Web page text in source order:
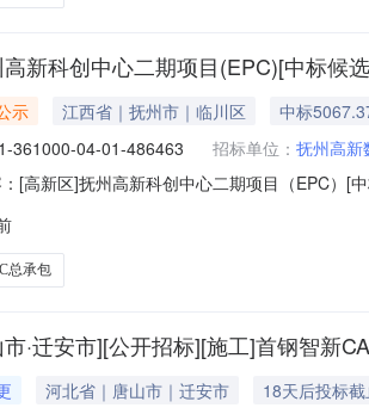
新科创中心二期项目(EPC)[中标候
示 江西省｜抚州市｜临川区
中标
361000-04-01-486463 招标单位： 抚州高新
[高新区]抚州高新科创中心二期项目（EPC）[
建设有限公司工程名称抚州高新科创中心二期项
总承包
市·迁安市][公开招标][施工]首钢智新
河北省｜唐山市｜迁安市 18天后投标截